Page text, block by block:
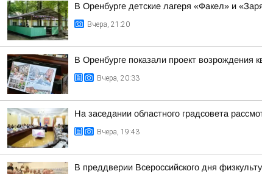
В Оренбурге детские лагеря «Факел» и
Вчера, 21:20
В Оренбурге показали проект возрождения
Вчера, 20:33
На заседании областного градсовета
Вчера, 19:43
В преддверии Всероссийского дня